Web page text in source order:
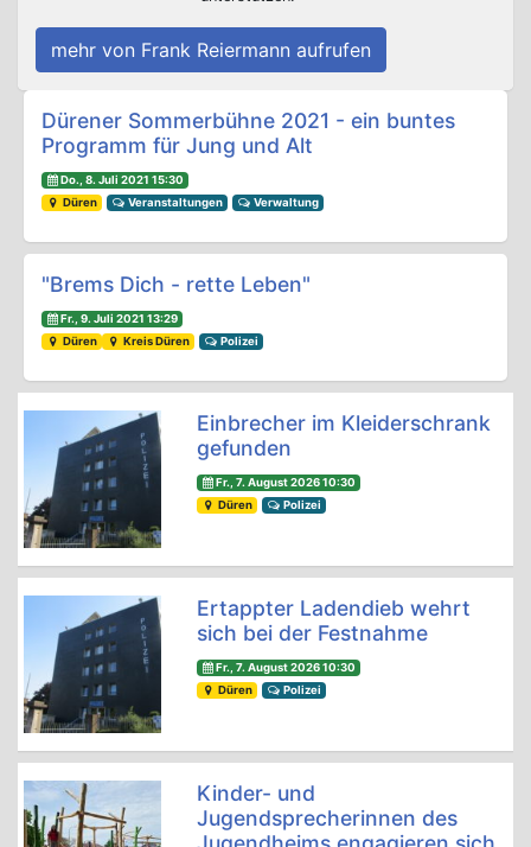
mehr von Frank Reiermann aufrufen
Beitrags-Navigation
Dürener Sommerbühne 2021 - ein buntes
Programm für Jung und Alt
Do., 8. Juli 2021 15:30
Düren
Veranstaltungen Verwaltung
"Brems Dich - rette Leben"
Fr., 9. Juli 2021 13:29
Düren
Kreis Düren Polizei
Einbrecher im Kleiderschrank
gefunden
Fr., 7. August 2026 10:30
Düren
Polizei
Ertappter Ladendieb wehrt
sich bei der Festnahme
Fr., 7. August 2026 10:30
Düren
Polizei
Kinder- und
Jugendsprecherinnen des